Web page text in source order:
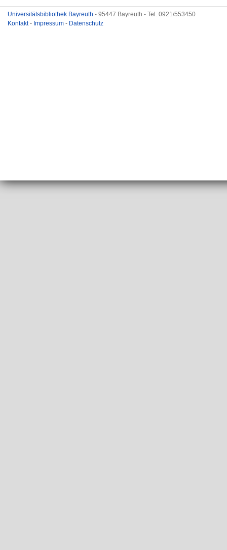
Universitätsbibliothek Bayreuth - 95447 Bayreuth - Tel. 0921/553450
Kontakt- Impressum - Datenschutz